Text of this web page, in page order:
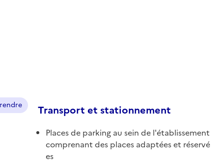
Transport et stationnement
Places de parking au sein de l'établissement
comprenant des places adaptées et réservé
es